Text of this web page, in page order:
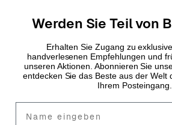
Folge uns
Instagram
LinkedIn
Werden Sie Teil von
Erhalten Sie Zugang zu
handverlesenen Empfehlungen und
unseren Aktionen. Abonnieren Sie
entdecken Sie das Beste aus der Welt
Ihrem Posteingang.